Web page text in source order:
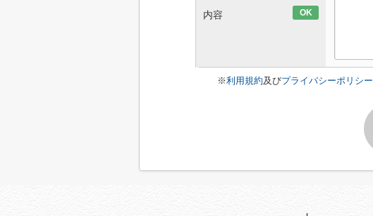
内容 OK
※利用規約及びプライバシーポリシー